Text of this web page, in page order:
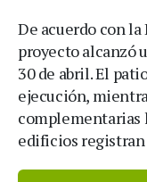
De acuerdo con
proyecto alcanzó
30 de abril. El
ejecución,
complementarias
edificios registran